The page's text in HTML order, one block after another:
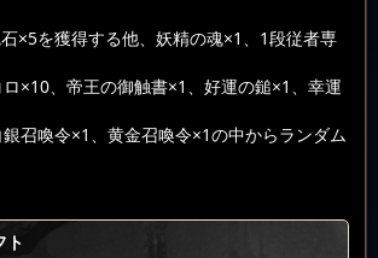
×5を獲得する他、妖精の魂×1、1段従者専
×10、帝王の御触書×1、好運の鎚×1、幸運
召喚令×1、黄金召喚令×1の中からランダム
ト